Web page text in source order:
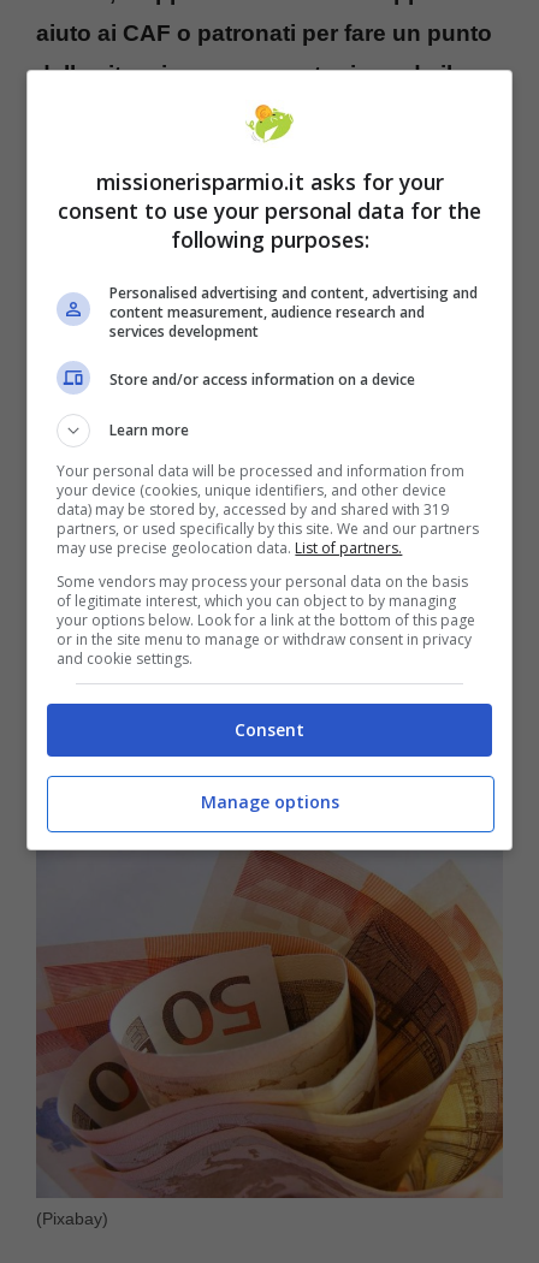
aiuto ai CAF o patronati per fare un punto
della situazione per quanto riguarda il
. Queste, infatti, sono
possono essere aggiunte alla pensione per
un cifra compresa tra i 20 e i 130 euro,
Perché ci sono gli aumenti delle pensioni? In
base al reddito annuo, l’INPS può concedere
un bonus per mettere più soldi in tasca alle
persone anziane che spesso non sono
neanche autosufficienti.
(Pixabay)
missionerisparmio.it asks for your
consent to use your personal data for the
following purposes:
Personalised advertising and content, advertising and
content measurement, audience research and
services development
Store and/or access information on a device
Learn more
Your personal data will be processed and information from
your device (cookies, unique identifiers, and other device
data) may be stored by, accessed by and shared with 319
partners, or used specifically by this site. We and our partners
may use precise geolocation data. List of partners.
Some vendors may process your personal data on the basis
of legitimate interest, which you can object to by managing
your options below. Look for a link at the bottom of this page
or in the site menu to manage or withdraw consent in privacy
and cookie settings.
Consent
Manage options